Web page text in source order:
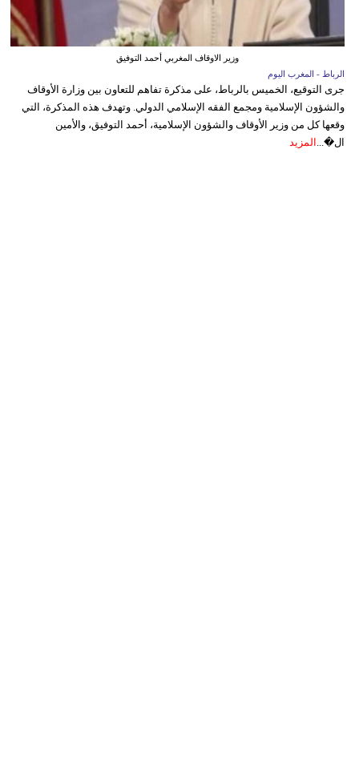
وزير الاوقاف المغربي أحمد التوفيق
الرباط - المغرب اليوم
جرى التوقيع، الخميس بالرباط، على مذكرة تفاهم للتعاون بين وزارة الأوقاف
والشؤون الإسلامية ومجمع الفقه الإسلامي الدولي. وتهدف هذه المذكرة، التي
وقعها كل من وزير الأوقاف والشؤون الإسلامية، أحمد التوفيق، والأمين
ال�... المزيد